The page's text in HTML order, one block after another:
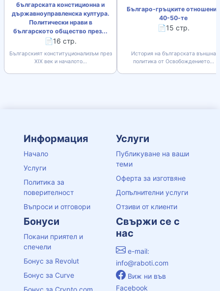
българската констиционна и
държавноуправленска култура.
Политически нрави в
българското общество през...
📄16 стр.
Българският конституционализъм през
XIX век и началото...
Българо-гръцките отношения
40-50-те
📄15 стр.
История на българската външна
политика от Освобождението...
Информация
Начало
Услуги
Политика за
поверителност
Въпроси и отговори
Услуги
Публикуване на ваши
теми
Оферта за изготвяне
Допълнителни услуги
Отзиви от клиенти
Бонуси
Покани приятел и
спечели
Бонус за Revolut
Бонус за Curve
Бонус за Crypto.com
Свържи се с
нас
e-mail:
info@raboti.com
Виж ни във
Facebook